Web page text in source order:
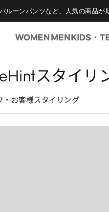
ルーンパンツなど、人気の商品が
WOMEN MENKIDS・
スタイリ
・お客様スタイリング